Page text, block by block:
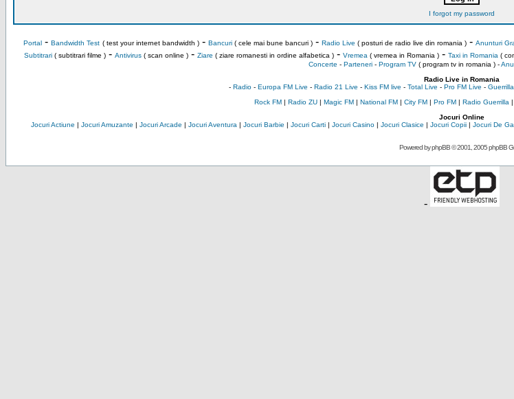
I forgot my password
Portal- Bandwidth Test ( test your internet bandwidth )- Bancuri( cele mai bune bancuri )- Radio Live ( posturi de radio live din romania )- Anunturi
Subtitrari( subtitrari filme )- Antivirus( scan online )- Ziare ( ziare romanesti in ordine alfabetica )- Vremea ( vremea in Romania )- Taxi in Romania (
Concerte - Parteneri- Program TV( program tv in romania )-
Radio Live in Romania
- Radio- Europa FM Live - Radio 21 Live - Kiss FM live - Total Live - Pro FM Live -
Rock FM| Radio ZU| Magic FM| National FM| City FM| Pro FM| Radio Guerrilla |
Jocuri Online
Jocuri Actiune | Jocuri Amuzante | Jocuri Arcade | Jocuri Aventura | Jocuri Barbie | Jocuri Carti| Jocuri Casino| Jocuri Clasice | Jocuri Copii| Jocuri De
Powered byphpBB© 2001, 2005 phpBB
-